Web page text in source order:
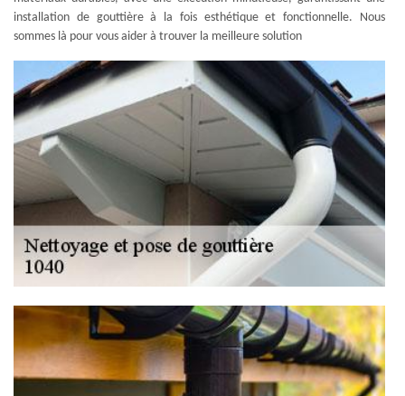
installation de gouttière à la fois esthétique et fonctionnelle. Nous
sommes là pour vous aider à trouver la meilleure solution